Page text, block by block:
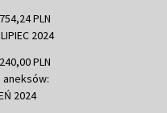
PLN
2024
PLN
aneksów:
2024